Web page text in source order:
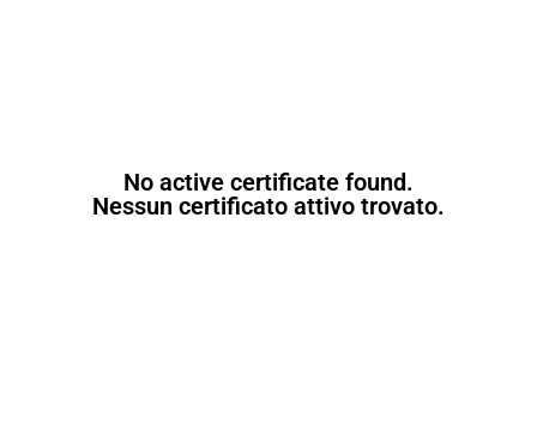
No active certificate found.
Nessun certificato attivo trovato.